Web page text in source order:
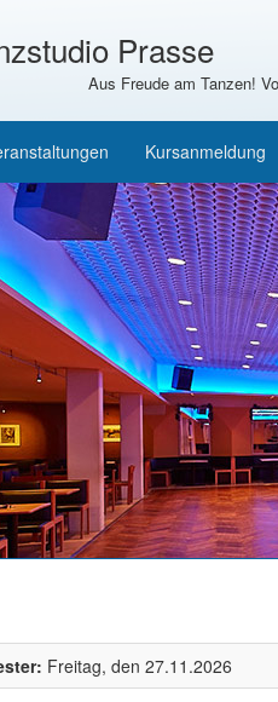
Prasse
Aus Freude am Tanzen!
Kursanmeldung
Freitag, den 27.11.2026